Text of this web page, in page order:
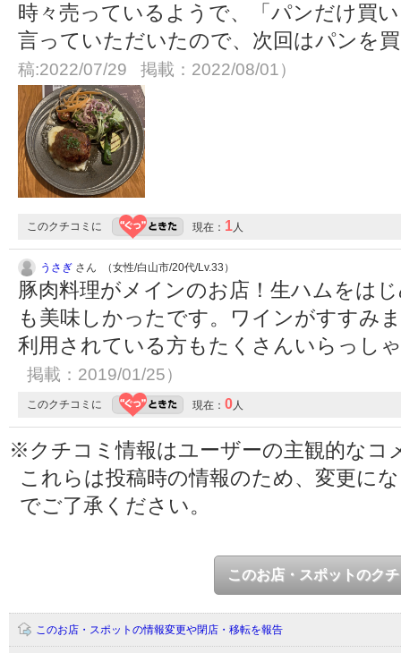
時々売っているようで、「パンだけ買
言っていただいたので、次回はパンを
稿:2022/07/29 掲載：2022/08/01）
このクチコミに 現在： 1人
うさぎ さん （女性/白山市/20代/Lv.33）
豚肉料理がメインのお店！生ハムをは
も美味しかったです。ワインがすすみ
利用されている方もたくさんいらっし
掲載：2019/01/25）
このクチコミに 現在： 0人
※クチコミ情報はユーザーの主観的なコ
これらは投稿時の情報のため、変更に
でご了承ください。
このお店・スポットのク
このお店・スポットの情報変更や閉店・移転を報告